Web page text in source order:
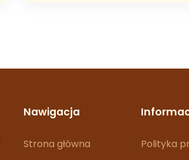
Nawigacja
Strona główna
Polityka